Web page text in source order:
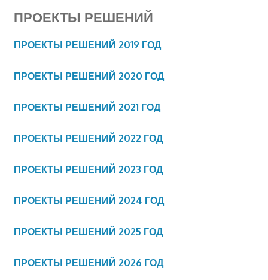
ПРОЕКТЫ РЕШЕНИЙ
ПРОЕКТЫ РЕШЕНИЙ 2019 ГОД
ПРОЕКТЫ РЕШЕНИЙ 2020 ГОД
ПРОЕКТЫ РЕШЕНИЙ 2021 ГОД
ПРОЕКТЫ РЕШЕНИЙ 2022 ГОД
ПРОЕКТЫ РЕШЕНИЙ 2023 ГОД
ПРОЕКТЫ РЕШЕНИЙ 2024 ГОД
ПРОЕКТЫ РЕШЕНИЙ 2025 ГОД
ПРОЕКТЫ РЕШЕНИЙ 2026 ГОД